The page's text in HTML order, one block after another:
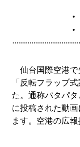
仙台国際空港で
「反転フラップ
た。通称パタパ
に投稿された動
ます。空港の広